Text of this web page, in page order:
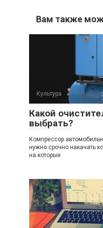
Вам также
Культура
Какой
выбрать?
Компрессор
нужно срочно накачать
на которые